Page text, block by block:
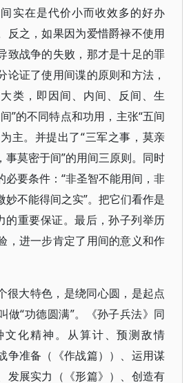
实在是代价小而收效多的好办
反之，如果因为爱惜爵禄不使用
致战争的失败，那才是十足的罪
论证了使用间谍的原则和方法，
类，即因间、内间、反间、生
”的不同特点和功用，主张“五间
主。并提出了“三军之事，莫亲
事莫密于间”的用间三原则。同时
必要条件：“非圣智不能用间，非
妙不能得间之实”。把它们看作是
的重要保证。最后，孙子列举历
，进一步肯定了用间的意义和作
很大特色，是绕同心圆，是起点
做“功德圆满”。《孙子兵法》同
文化精神。从算计、预测敌情
争准备（《作战篇））、运用谋
发展实力（《形篇》）、创造有